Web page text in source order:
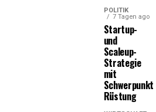
POLITIK
7 Tagen ago
Startup-
und
Scaleup-
Strategie
mit
Schwerpunkt
Rüstung